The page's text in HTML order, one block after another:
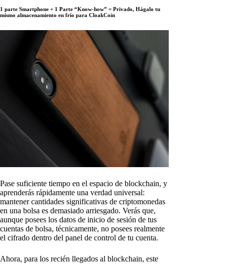
1 parte Smartphone + 1 Parte “Know-how” = Privado, Hágalo tu
mismo almacenamiento en frío para CloakCoin
Pase suficiente tiempo en el espacio de blockchain, y
aprenderás rápidamente una verdad universal:
mantener cantidades significativas de criptomonedas
en una bolsa es demasiado arriesgado. Verás que,
aunque posees los datos de inicio de sesión de tus
cuentas de bolsa, técnicamente, no posees realmente
el cifrado dentro del panel de control de tu cuenta.
Ahora, para los recién llegados al blockchain, este